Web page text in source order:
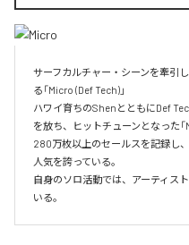
サーフカルチャー・シーンを牽引
る「Micro (Def Tech)」
ハワイ育ちのShenとともにDef
を放ち、ヒットチューンとなった「
280万枚以上のセールスを記録し
人気を誇っている。
自身のソロ活動では、アーティス
いる。